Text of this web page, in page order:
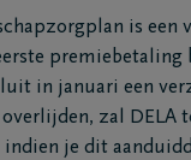
is een
in januari een
zal DELA
je dit